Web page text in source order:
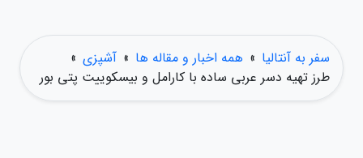
سفر به آنتالیا » همه اخبار و مقاله ها » آشپزی »
طرز تهیه دسر عربی ساده با کارامل و بیسکوییت پتی بور